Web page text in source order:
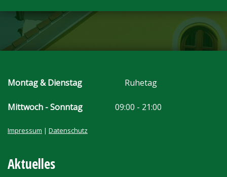
Montag & Dienstag Ruhetag
Mittwoch - Sonntag 09:00 - 21:00
Impressum | Datenschutz
Aktuelles